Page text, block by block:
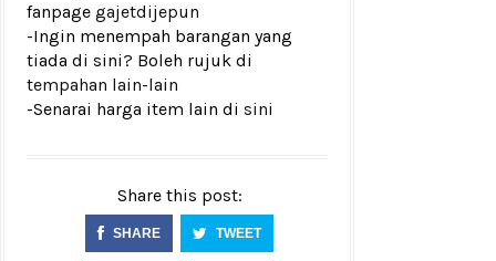
fanpage gajetdijepun
-Ingin menempah barangan yang
tiada di sini? Boleh rujuk di
tempahan lain-lain
-Senarai harga item lain di sini
Share this post:
SHARE TWEET